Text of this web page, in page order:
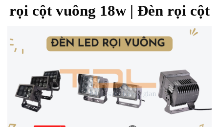
rọi cột vuông 18w | Đèn rọi cột